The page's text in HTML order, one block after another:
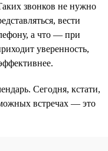
звонков не нужно
вести
а что — при
уверенность,
Сегодня, кстати,
встречах — это